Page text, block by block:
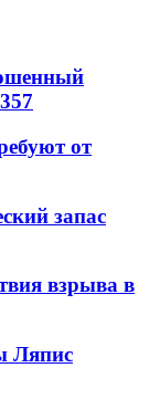
от
запас
взрыва в
Ляпис